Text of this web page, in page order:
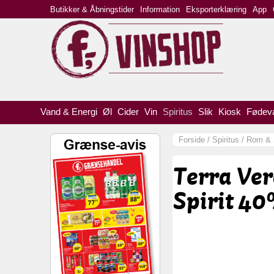
Vand & Energi Øl Cider Vin Spiritus Slik Kiosk
Forside / Spiritus / Rom &
Terra
Spirit
Butikker & Åbningstider Information Eksporterklæring App